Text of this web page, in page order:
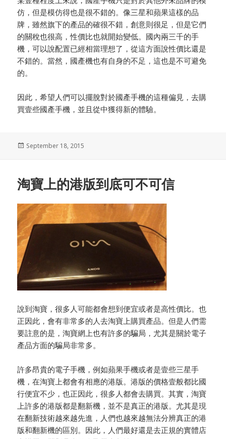
仿，但是模仿得也是很不錯的。像三星和蘋果這樣的品
牌，雖然旗下的產品的確很不錯，創意則很足，但是它們
的關稅也很高，性價比也就開始變低。國內兩三千的手
機，可以說配置已經相當理想了，從這方面說性價比還是
不錯的。當然，國產機也有自身的不足，這也是不可避免
的。
因此，希望人們可以擺脫對於國產手機的這種偏見，去購
買壹些國產手機，並且從中獲得新的體驗。
Posted
September 18, 2015
淘寶上的港版到底可不可信
說到淘寶，很多人可能都會想到便宜或者是高性價比。也
正因此，會有非常多的人去淘寶上購買產品。但是人們需
要註意的是，淘寶網上也有許多的騙局，尤其是關於電子
產品方面的騙局非常多。
許多昂貴的電子手機，例如蘋果手機或者是壹些三星手
機，在淘寶上都會有相應的港版。港版的價格壹般都比國
行便宜不少，也正因此，很多人都會去購買。其實，淘寶
上許多的港版都是翻新機，並不是真正的港版。尤其是現
在翻新技術越來越先進，人們也越來越無法分辨真正的港
版和翻新機的區別。因此，人們最好還是去正規的實體店